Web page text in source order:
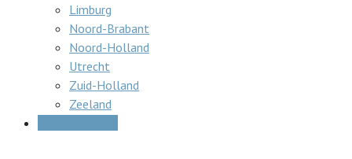
Limburg
Noord-Brabant
Noord-Holland
Utrecht
Zuid-Holland
Zeeland